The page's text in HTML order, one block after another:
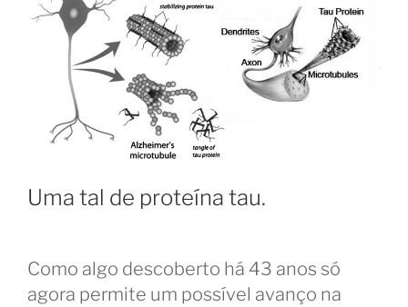
Uma tal de proteína tau.
Como algo descoberto há 43 anos só
agora permite um possível avanço na